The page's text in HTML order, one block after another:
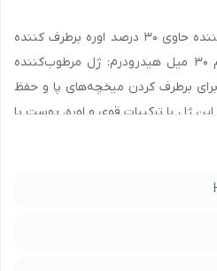
نقد و بررسی خرید ژل مرطوب کننده حاوی 30 درصد اوره برطرف کننده
میخچه پا طرح قدیم 1404 حجم 30 میل هیدرودرم: ژل مرطوب‌کننده
درصد اوره، برای برطرف کردن میخچه‌های پا و حفظ
ژل با ترکیبات قوی و اوره، پوست پا
و ترک‌خوردگی آن جلوگیری می‌کند.
بین بردن میخچه‌ها و ایجاد پوستی
برای خرید این ژل مرطوب‌کننده و